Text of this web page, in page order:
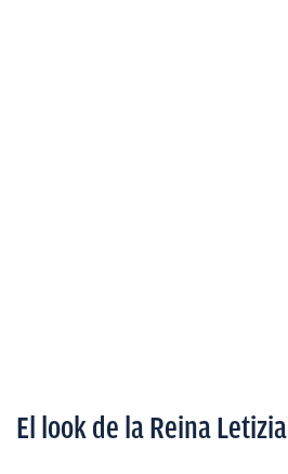
El look de la Reina Letizia